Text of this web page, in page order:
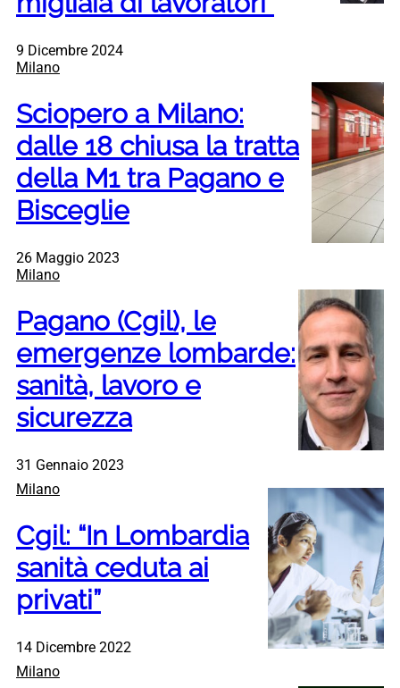
9 Dicembre 2024
Milano
Sciopero a Milano:
dalle 18 chiusa la tratta
della M1 tra Pagano e
Bisceglie
26 Maggio 2023
Milano
Pagano (Cgil), le
emergenze lombarde:
sanità, lavoro e
sicurezza
31 Gennaio 2023
Milano
Cgil: “In Lombardia
sanità ceduta ai
privati”
14 Dicembre 2022
Milano